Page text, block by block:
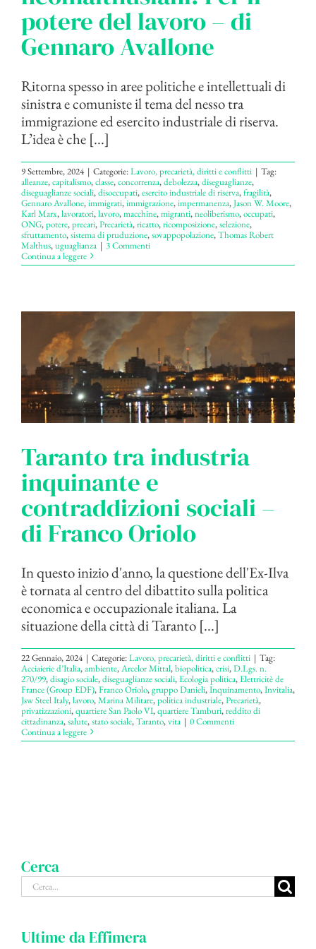
potere del lavoro – di
Gennaro Avallone
Ritorna spesso in aree politiche e intellettuali di
sinistra e comuniste il tema del nesso tra
immigrazione ed esercito industriale di riserva.
L’idea è che [...]
9 Settembre, 2024 | Categorie:Lavoro, precarietà, diritti e conflitti | Tag:
alleanze,capitalismo,classe,concorrenza,debolezza,diseguaglianze,
diseguaglianze sociali,disoccupati,esercito industriale di riserva,fragilità,
Gennaro Avallone,immigrati,immigrazione,impermanenza,Jason W. Moore,
Karl Marx,lavoratori,lavoro,macchine,migranti,neoliberismo,occupati,
ONG,potere,precari,Precarietà,ricatto,ricomposizione,selezione,
sfruttamento,sistema di pruduzione,sovappopolazione,Thomas Robert
Malthus,uguaglianza | 3 Commenti
Continua a leggere
Taranto tra industria
inquinante e
contraddizioni sociali –
di Franco Oriolo
In questo inizio d'anno, la questione dell'Ex-Ilva
è tornata al centro del dibattito sulla politica
economica e occupazionale italiana. La
situazione della città di Taranto [...]
22 Gennaio, 2024 | Categorie:Lavoro, precarietà, diritti e conflitti | Tag:
Acciaierie d’Italia,ambiente,Arcelor Mittal,biopolitica,crisi,D.Lgs. n.
270/99,disagio sociale,diseguaglianze sociali,Ecologia politica,Elettricitè de
France (Group EDF),Franco Oriolo,gruppo Danieli,Inquinamento,Invitalia,
Jsw Steel Italy,lavoro,Marina Militare,politica industriale,Precarietà,
privatizzazioni,quartiere San Paolo VI,quartiere Tamburi,reddito di
cittadinanza,salute,stato sociale,Taranto,vita | 0 Commenti
Continua a leggere
Cerca
Cerca
per:
Ultime da Effimera